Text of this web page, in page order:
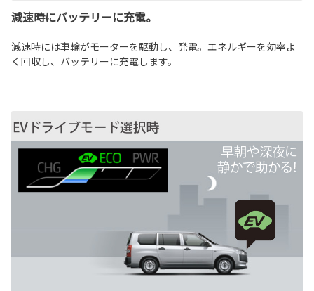
減速時にバッテリーに充電。
減速時には車輪がモーターを駆動し、発電。エネルギーを効率よ
く回収し、バッテリーに充電します。